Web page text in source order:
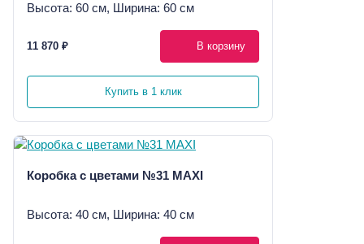
Высота: 60 см, Ширина: 60 см
11 870 ₽ В корзину
Купить в 1 клик
Коробка с цветами №31 MAXI
Высота: 40 см, Ширина: 40 см